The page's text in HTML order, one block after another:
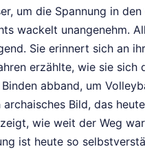
um die Spannung in den
wackelt unangenehm.
Sie erinnert sich an
erzählte, wie sie sich
abband, um
archaisches Bild, das
wie weit der Weg
ist heute so